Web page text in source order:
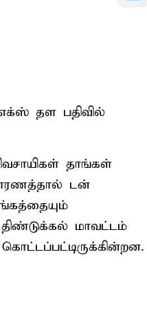
தள பதிவில்
தாங்கள்
டன்
மாவட்டம்